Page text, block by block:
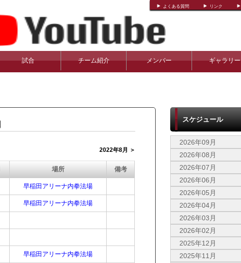
よくある質問 リンク
試合 チーム紹介 メンバー ギャラリー
2022年8月 ＞
場所 備考
早稲田アリーナ内拳法場
早稲田アリーナ内拳法場
早稲田アリーナ内拳法場
スケジュール
2026年09月
2026年08月
2026年07月
2026年06月
2026年05月
2026年04月
2026年03月
2026年02月
2025年12月
2025年11月